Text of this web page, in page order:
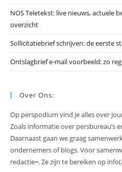
NOS Teletekst: live nieuws, actuele
overzicht
Sollicitatiebrief schrijven: de eerste
Ontslagbrief e-mail voorbeeld: zo
Over Ons:
Op perspodium vind je alles over
Zoals informatie over persbureau’s
Daarnaast gaan we graag
ondernemers of blogs. Voor
redactie=. Ze zijn te bereiken op